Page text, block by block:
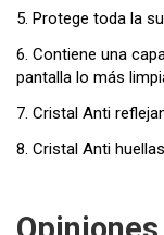
5. Protege toda la
6. Contiene una
pantalla lo más
7. Cristal Anti
8. Cristal Anti